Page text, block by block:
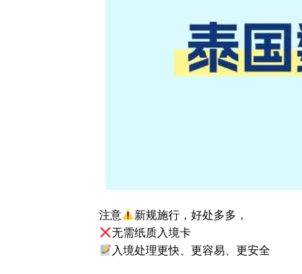
注意
新规施行，好处多多，
无需纸质入境卡
入境处理更快、更容易、更安全